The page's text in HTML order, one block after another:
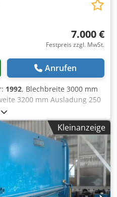
7.000 €
Festpreis zzgl. MwSt.
Anrufen
1992, Blechbreite 3000 mm
3200 mm Ausladung 250
mm Tischhöhe über Flur
8 St. Schnittwinkel 0,5 - 2,5 °
Maschinengewicht ca. 10 t
m Maschine wurde
motorisch verstellbarem
digital positionierbar und hat
Chjdpfet Tqnvox Am Aja
Kleinanzeige